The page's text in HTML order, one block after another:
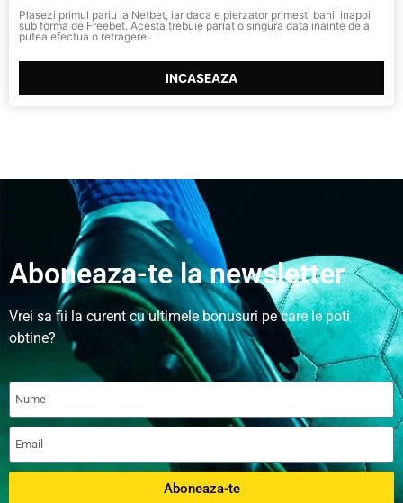
Plasezi primul pariu la Netbet, iar daca e pierzator primesti banii inapoi
sub forma de Freebet. Acesta trebuie pariat o singura data inainte de a
putea efectua o retragere.
INCASEAZA
Aboneaza-te la newsletter
Vrei sa fii la curent cu ultimele bonusuri pe care le poti
obtine?
Aboneaza-te